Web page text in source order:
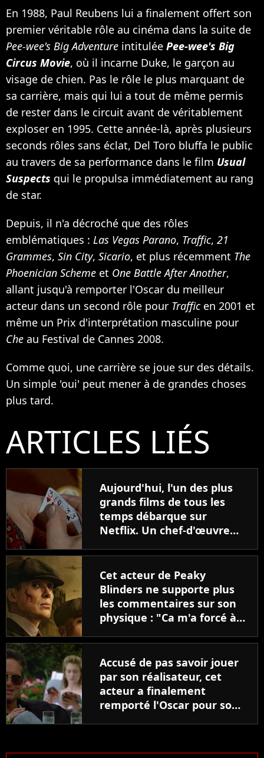
En 1988, Paul Reubens lui a finalement offert son
premier véritable rôle au cinéma dans la suite de
Pee-wee's Big Adventure intitulée Pee-wee's Big
Circus Movie, où il incarne Duke, le garçon au
visage de chien. Pas le rôle le plus marquant de
sa carrière, mais qui lui a tout de même permis
de rester dans le circuit avant de véritablement
exploser en 1995. Cette année-là, après plusieurs
seconds rôles sans éclat, Del Toro bluffa le public
au travers de sa performance dans le film Usual
Suspects qui le propulsa immédiatement au rang
de star.
Depuis, il n'a décroché que des rôles
emblématiques : Las Vegas Parano, Traffic, 21
Grammes, Sin City, Sicario, et plus récemment The
Phoenician Scheme et One Battle After Another,
allant jusqu'à remporter l'Oscar du meilleur
acteur dans un second rôle pour Trafficen 2001 et
même un Prix d'interprétation masculine pour
Che au Festival de Cannes 2008.
Comme quoi, une carrière se joue sur des détails.
Un simple 'oui' peut mener à de grandes choses
plus tard.
ARTICLES LIÉS
Aujourd'hui, l'un des plus
grands films de tous les
temps débarque sur
Netflix. Un chef-d'œuvre
acteurs légendaires
Cet acteur de Peaky
Blinders ne supporte plus
les commentaires sur son
physique : "Ca m'a forcé à
Accusé de pas savoir jouer
par son réalisateur, cet
acteur a finalement
remporté l'Oscar pour son